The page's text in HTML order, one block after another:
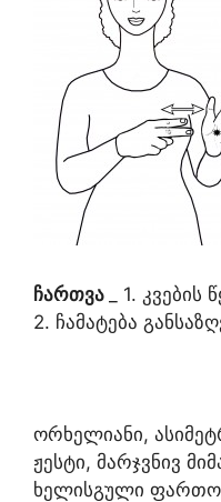
ჩართვა
_ 1.
2. ჩამატება
ორხელიანი,
ჟესტი, მარჯვნივ
ხელისგული